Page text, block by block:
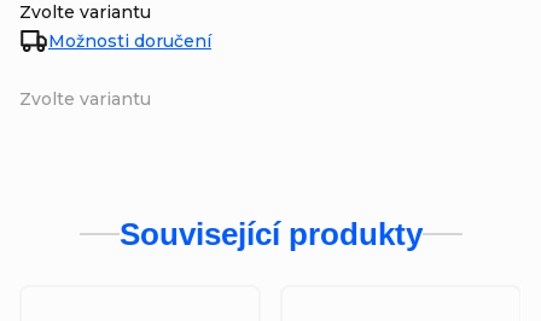
Zvolte variantu
Zvolte variantu
Možnosti doručení
Související produkty